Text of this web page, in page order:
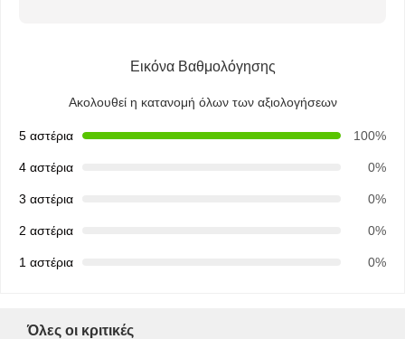
Εικόνα Βαθμολόγησης
Ακολουθεί η κατανομή όλων των αξιολογήσεων
5 αστέρια 100%
4 αστέρια 0%
3 αστέρια 0%
2 αστέρια 0%
1 αστέρια 0%
Όλες οι κριτικές